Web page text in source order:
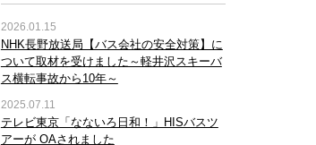
2026.01.15
NHK長野放送局【バス会社の安全対策】に
ついて取材を受けました～軽井沢スキーバ
ス横転事故から10年～
2025.07.11
テレビ東京「なないろ日和！」HISバスツ
アーが OAされました